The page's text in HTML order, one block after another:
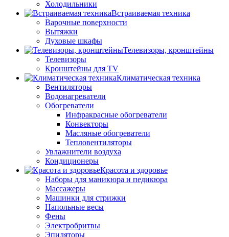
Холодильники
Встраиваемая техника
Варочные поверхности
Вытяжки
Духовые шкафы
Телевизоры, кронштейны
Телевизоры
Кронштейны для TV
Климатическая техника
Вентиляторы
Водонагреватели
Обогреватели
Инфракрасные обогреватели
Конвекторы
Масляные обогреватели
Тепловентиляторы
Увлажнители воздуха
Кондиционеры
Красота и здоровье
Наборы для маникюра и педикюра
Массажеры
Машинки для стрижки
Напольные весы
Фены
Электробритвы
Эпиляторы